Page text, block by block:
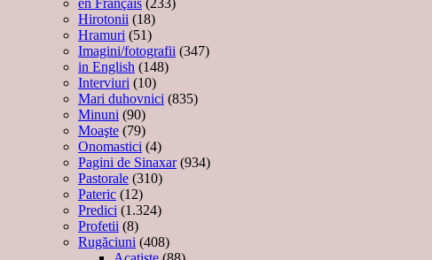
Hirotonii (18)
Hramuri (51)
Imagini/fotografii (347)
in English (148)
Interviuri (10)
Mari duhovnici (835)
Minuni (90)
Moaşte (79)
Onomastici (4)
Pagini de Sinaxar(934)
Pastorale (310)
Pateric (12)
Predici (1.324)
Profetii (8)
Rugăciuni (408)